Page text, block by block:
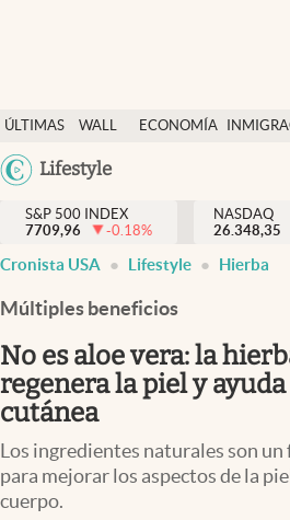
ÚLTIMAS
NOTICIAS
WALL
Y
DÓLAR
ECONOMÍA
Lifestyle
Finanzas y economía
Wall Street y dólar
Inmigración
Espiritual
Streaming
PC y mobile
Lifestyle
S&P 500 INDEX
7709,96
-0.18%
NASDAQ
26.348,35
Cronista USA Lifestyle Hierba
Múltiples beneficios
No es aloe vera: la
regenera la piel y
cutánea
Los ingredientes naturales son
para mejorar los aspectos de la
cuerpo.